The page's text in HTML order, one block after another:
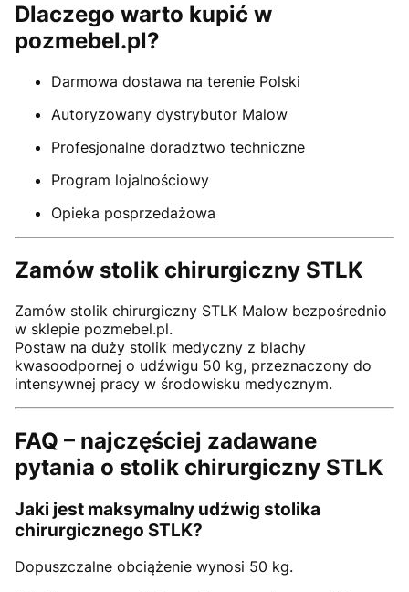
Dlaczego warto kupić w
pozmebel.pl?
Darmowa dostawa na terenie Polski
Autoryzowany dystrybutor Malow
Profesjonalne doradztwo techniczne
Program lojalnościowy
Opieka posprzedażowa
Zamów stolik chirurgiczny STLK
Zamów stolik chirurgiczny STLK Malow bezpośrednio
w sklepie pozmebel.pl.
Postaw na duży stolik medyczny z blachy
kwasoodpornej o udźwigu 50 kg, przeznaczony do
intensywnej pracy w środowisku medycznym.
FAQ – najczęściej zadawane
pytania o stolik chirurgiczny STLK
Jaki jest maksymalny udźwig stolika
chirurgicznego STLK?
Dopuszczalne obciążenie wynosi 50 kg.